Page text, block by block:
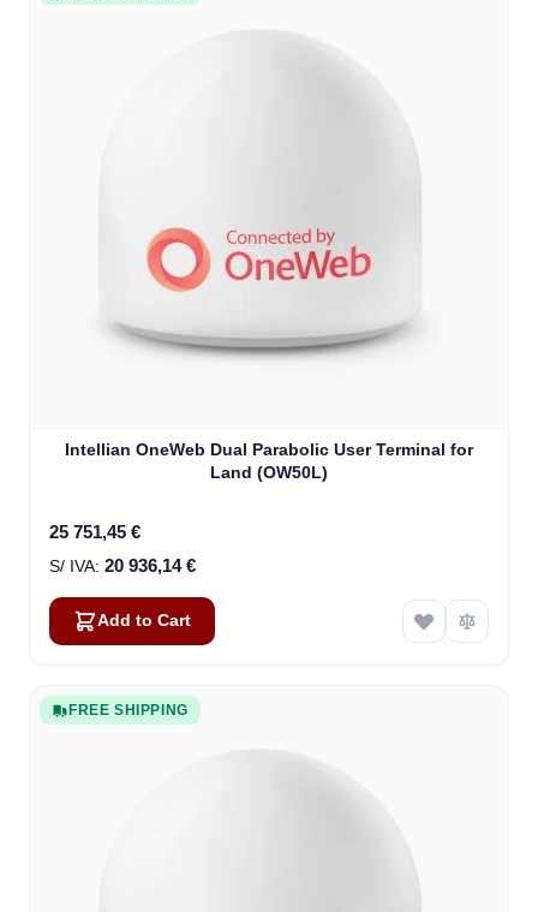
Intellian OneWeb Dual Parabolic User Terminal for
Land (OW50L)
25 751,45 €
20 936,14 €
Add to Cart
FREE SHIPPING